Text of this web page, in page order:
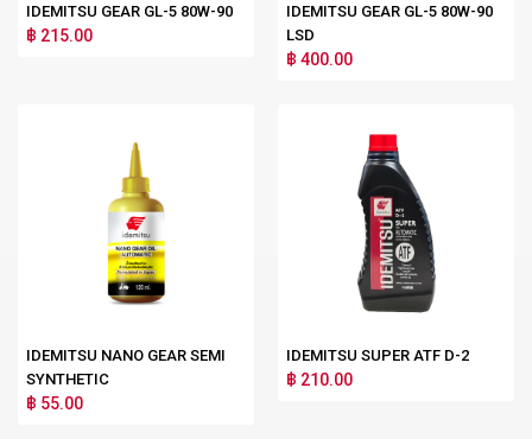
IDEMITSU GEAR GL-5 80W-90
฿ 215.00
IDEMITSU GEAR GL-5 80W-90
LSD
฿ 400.00
IDEMITSU NANO GEAR SEMI
SYNTHETIC
฿ 55.00
IDEMITSU SUPER ATF D-2
฿ 210.00